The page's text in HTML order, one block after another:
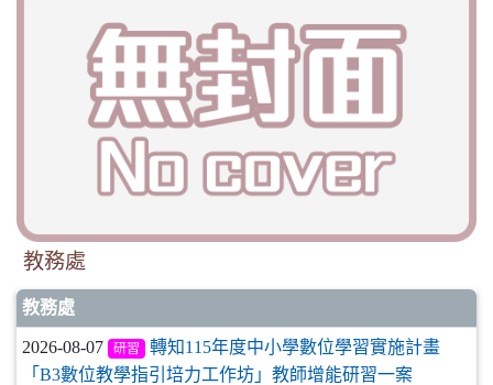
教務處
教務處
2026-08-07 研習
轉知115年度中小學數位學習實施計畫
「B3數位教學指引培力工作坊」教師增能研習一案